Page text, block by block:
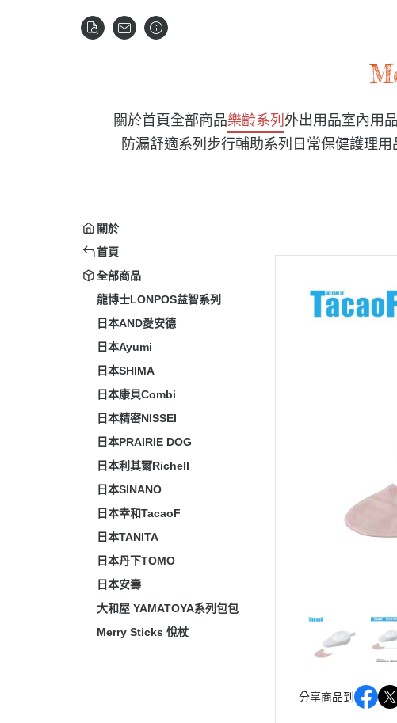
關於首頁 全部商品樂齡系列 外出用品室內用品
防漏舒適系列 步行輔助系列 日常保健護理用
關於
首頁
全部商品
龍博士LONPOS益智系列
日本AND愛安德
日本Ayumi
日本SHIMA
日本康貝Combi
日本精密NISSEI
日本PRAIRIE DOG
日本利其爾Richell
日本SINANO
日本幸和TacaoF
日本TANITA
日本丹下TOMO
日本安壽
大和屋 YAMATOYA系列包包
Merry Sticks 悅杖
分享商品到